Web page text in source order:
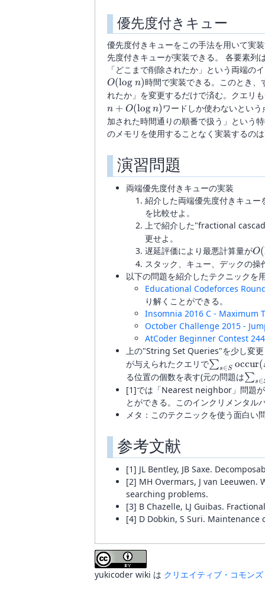
優先度付きキュー
優先度付きキューをこの手法を用いて実
先度付きキューが実装できる。 各要素列
「どこまで削除されたか」という両端の
O(log n)時間で実装できる。このとき
れたか」を変更するだけで済む。クエリも
n + O(logn)ワードしか使わないとい
加された時間通りの順番で扱う」という
のメモリを使用することなく実装するの
演習問題
両端優先度付きキューの実装
紹介した両端優先度付きキュ
を比較せよ。
上で紹介した"fractional
更せよ。
遅延評価により最悪計算量が
n)
O(
スタック、キュー、デックの
以下の問題を紹介したテクニックを
Educational Codeforces
り解くことができる。
Insomnia 2016 C - Maximum
October Challenge 2015 -
AtCoder Beginner Contest
上の"String Set Queries"を少し変
が与えられたクエリで\sum_{s
\in S}
{\rm
occur}
(s, t)
∑s∈S occur(
る位置の個数を表す(元の問題は
\in
∑s∈
[1]では「Nearest neighbor」問題が
とができる。このインクリメンタル
メタ：このテクニックを使う面白い
参考文献
[1] JL Bentley, JB Saxe.
[2] MH Overmars, J van
searching problems.
[3] B Chazelle, LJ Guibas.
[4] D Dobkin, S Suri. Maintenance
yukicoder wiki は クリエイティブ・コモン